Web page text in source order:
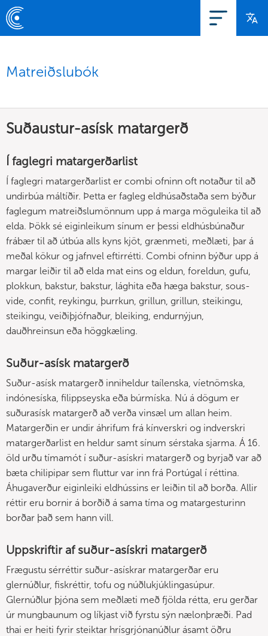
Matreiðslubók
Suðaustur-asísk matargerð
Í faglegri matargerðarlist
Í faglegri matargerðarlist er combi ofninn oft notaður til að
undirbúa máltíðir. Þetta er fagleg eldhúsaðstaða sem býður
faglegum matreiðslumönnum upp á marga möguleika til að
elda. Þökk sé eiginleikum sínum er þessi eldhúsbúnaður
frábær til að útbúa alls kyns kjöt, grænmeti, meðlæti, þar á
meðal kökur og jafnvel eftirrétti. Combi ofninn býður upp á
margar leiðir til að elda mat eins og eldun, foreldun, gufu,
plokkun, bakstur, bakstur, lághita eða hæga bakstur, sous-
vide, confit, reykingu, þurrkun, grillun, grillun, steikingu,
steikingu, veiðiþjófnaður, bleiking, endurnýjun,
dauðhreinsun eða höggkæling.
Suður-asísk matargerð
Suður-asísk matargerð inniheldur taílenska, víetnömska,
indónesíska, filippseyska eða búrmíska. Nú á dögum er
suðurasísk matargerð að verða vinsæl um allan heim.
Matargerðin er undir áhrifum frá kínverskri og indverskri
matargerðarlist en heldur samt sínum sérstaka sjarma. Á 16.
öld urðu tímamót í suður-asískri matargerð og byrjað var að
bæta chilipipar sem fluttur var inn frá Portúgal í réttina.
Áhugaverður eiginleiki eldhússins er leiðin til að borða. Allir
réttir eru bornir á borðið á sama tíma og matargesturinn
borðar það sem hann vill.
Uppskriftir af suður-asískri matargerð
Frægustu sérréttir suður-asískrar matargerðar eru
glernúðlur, fiskréttir, tofu og núðlukjúklingasúpur.
Glernúðlur þjóna sem meðlæti með fjölda rétta, eru gerðar
úr mungbaunum og líkjast við fyrstu sýn nælonþræði. Pad
thai er heiti fyrir steiktar hrísgrjónanúðlur ásamt öðru